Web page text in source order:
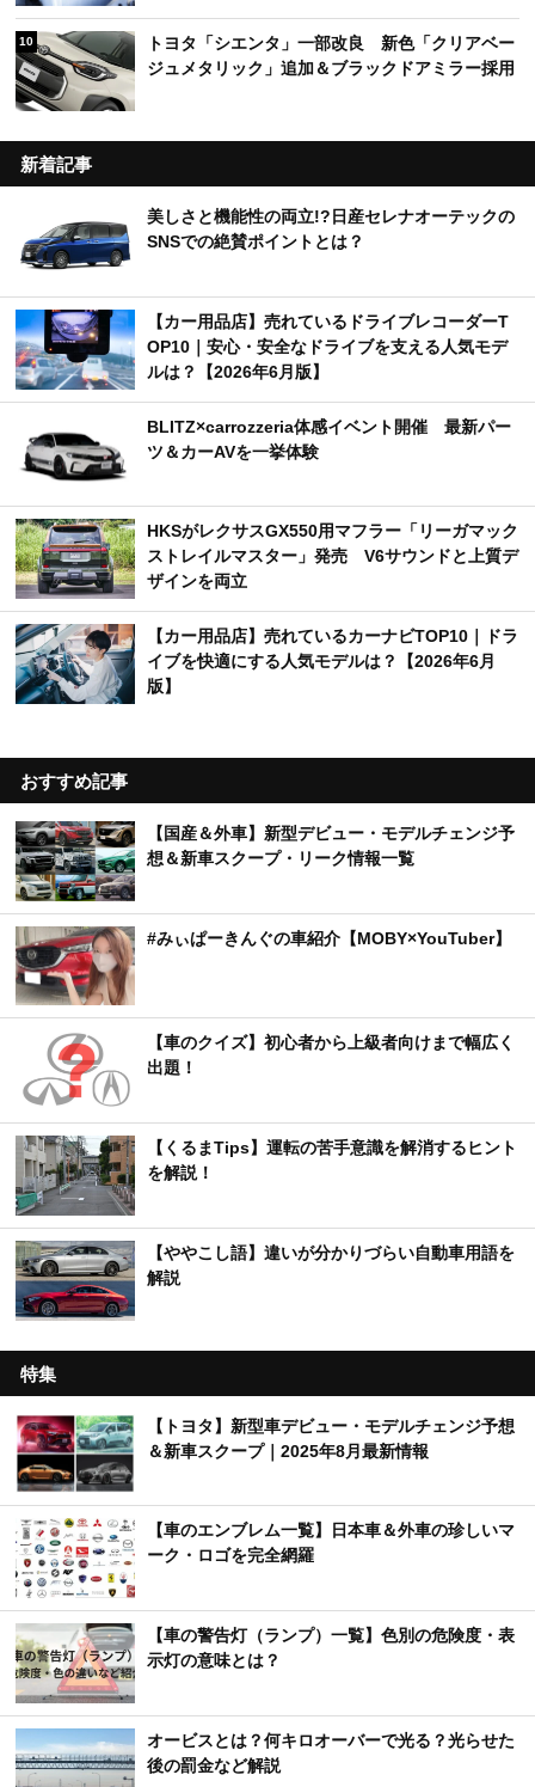
10
トヨタ「シエンタ」一部改良 新色「クリアベー
ジュメタリック」追加＆ブラックドアミラー採用
新着記事
美しさと機能性の両立!?日産セレナオーテックの
SNSでの絶賛ポイントとは？
【カー用品店】売れているドライブレコーダーT
OP10｜安心・安全なドライブを支える人気モデ
ルは？【2026年6月版】
BLITZ×carrozzeria体感イベント開催 最新パー
ツ＆カーAVを一挙体験
HKSがレクサスGX550用マフラー「リーガマック
ストレイルマスター」発売 V6サウンドと上質デ
ザインを両立
【カー用品店】売れているカーナビTOP10｜ドラ
イブを快適にする人気モデルは？【2026年6月
版】
おすすめ記事
【国産＆外車】新型デビュー・モデルチェンジ予
想＆新車スクープ・リーク情報一覧
#みぃぱーきんぐの車紹介【MOBY×YouTuber】
【車のクイズ】初心者から上級者向けまで幅広く
出題！
【くるまTips】運転の苦手意識を解消するヒント
を解説！
【ややこし語】違いが分かりづらい自動車用語を
解説
特集
【トヨタ】新型車デビュー・モデルチェンジ予想
＆新車スクープ｜2025年8月最新情報
【車のエンブレム一覧】日本車＆外車の珍しいマ
ーク・ロゴを完全網羅
【車の警告灯（ランプ）一覧】色別の危険度・表
示灯の意味とは？
オービスとは？何キロオーバーで光る？光らせた
後の罰金など解説